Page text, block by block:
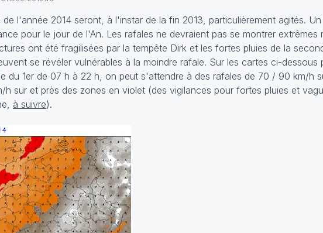
de l'année 2014 seront, à l'instar de la fin 2013, particulièrement agités.
pour le jour de l'An. Les rafales ne devraient pas se montrer extrêmes
ont été fragilisées par la tempête Dirk et les fortes pluies de la
se révéler vulnérables à la moindre rafale. Sur les cartes ci-dessous
du 1er de 07 h à 22 h, on peut s'attendre à des rafales de 70 / 90 km/h
h sur et près des zones en violet (des vigilances pour fortes pluies et
à suivre).